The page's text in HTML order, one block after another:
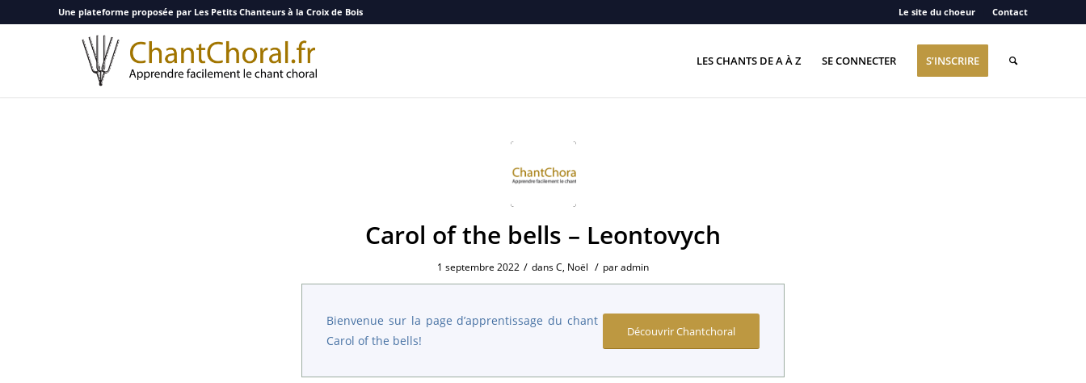
Le site du choeur Contact
Une plateforme proposée par Les Petits Chanteurs à la Croix de Bois
LES CHANTS DE A À Z SE CONNECTER S’INSCRIRE
Carol of the bells – Leontovych
1 septembre 2022 / dansC, Noël / paradmin
Bienvenue sur la page d’apprentissage du chant
Carol of the bells!
Découvrir Chantchoral